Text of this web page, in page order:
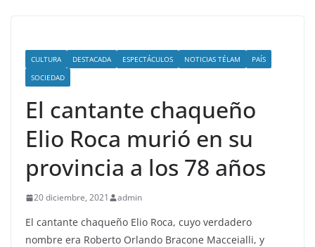
CULTURA DESTACADA ESPECTÁCULOS NOTICIAS TÉLAM
PAÍS
SOCIEDAD
El cantante chaqueño
Elio Roca murió en su
provincia a los 78 años
20 diciembre, 2021 admin
El cantante chaqueño Elio Roca, cuyo verdadero
nombre era Roberto Orlando Bracone Macceialli, y